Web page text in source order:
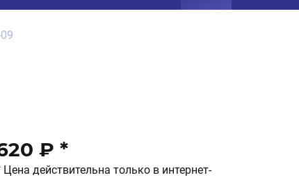
₽ *
Цена действительна только в интернет-